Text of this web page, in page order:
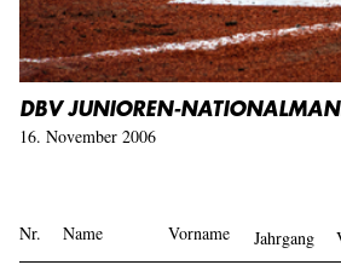
DBV JUNIOREN-
16. November 2006
Nr. Name Vorname Jahrgang